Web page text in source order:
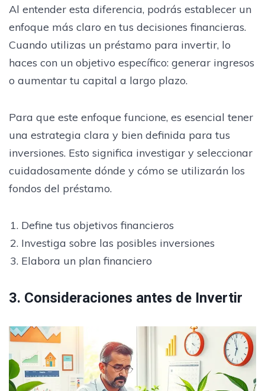
Al entender esta diferencia, podrás establecer un
enfoque más claro en tus decisiones financieras.
Cuando utilizas un préstamo para invertir, lo
haces con un objetivo específico: generar ingresos
o aumentar tu capital a largo plazo.
Para que este enfoque funcione, es esencial tener
una estrategia clara y bien definida para tus
inversiones. Esto significa investigar y seleccionar
cuidadosamente dónde y cómo se utilizarán los
fondos del préstamo.
Define tus objetivos financieros
Investiga sobre las posibles inversiones
Elabora un plan financiero
3. Consideraciones antes de Invertir